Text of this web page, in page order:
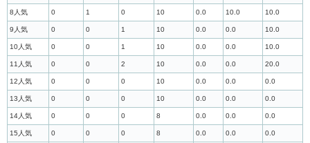
8人気 0 1 0 10 0.0 10.0 10.0
9人気 0 0 1 10 0.0 0.0 10.0
10人気 0 0 1 10 0.0 0.0 10.0
11人気 0 0 2 10 0.0 0.0 20.0
12人気 0 0 0 10 0.0 0.0 0.0
13人気 0 0 0 10 0.0 0.0 0.0
14人気 0 0 0 8 0.0 0.0 0.0
15人気 0 0 0 8 0.0 0.0 0.0